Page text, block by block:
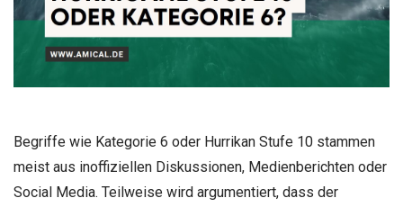
Begriffe wie Kategorie 6 oder Hurrikan Stufe 10 stammen
meist aus inoffiziellen Diskussionen, Medienberichten oder
Social Media. Teilweise wird argumentiert, dass der